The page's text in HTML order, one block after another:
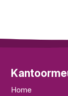
Home